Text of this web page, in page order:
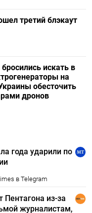
третий блэкаут
искать в
на
обесточить
дронов